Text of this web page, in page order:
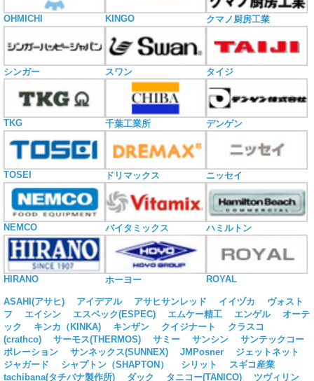
OHMICHI KINGO クマノ厨房工業
シンガー スワン タイジ
TKG 千葉工業所 デンゲン
TOSEI ドリマックス ニッセイ
NEMCO バイタミックス ハミルトン
HIRANO ホーヨー ROYAL
ASAHI(アサヒ) アイデアル アサヒサンレッド イイヅカ
ヴォスト
フ
エイシン エスペック(ESPEC) エムケー精工 エンゲル
オーテ
ック
キンカ（KINKA) キンザン クイジナート
クラスコ
(crathco)
サーモス(THERMOS) サミー サンシン
サンテックコー
ポレーション
サンネックス(SUNNEX) JMPosner
ジェットネット
ジャガード
シャプトン（SHAPTON） シリット
スギコ産業
tachibana(タチバナ製作所)
ダック タニコー(TANICO)
ツヴィリン